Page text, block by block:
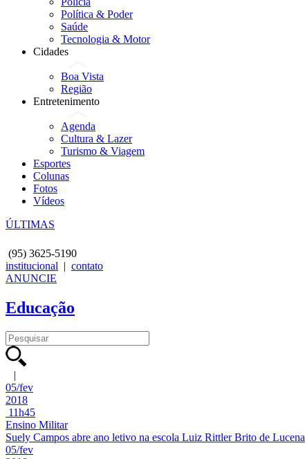
Política & Poder
Saúde
Tecnologia & Motor
Cidades
Boa Vista
Região
Entretenimento
Agenda
Cultura & Lazer
Turismo & Viagem
Esportes
Colunas
Fotos
Vídeos
ÚLTIMAS
(95) 3625-5190
institucional | contato
ANUNCIE
Educação
|
05/fev
2018
11h45
Ensino Militar
Suely Campos abre ano letivo na escola Luiz Rittler Brito de Lucena
05/fev